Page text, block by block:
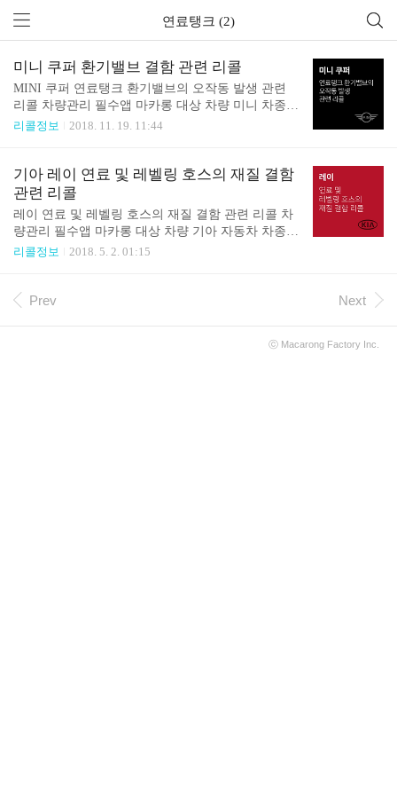
연료탱크 (2)
미니 쿠퍼 환기밸브 결함 관련 리콜
MINI 쿠퍼 연료탱크 환기밸브의 오작동 발생 관련
리콜 차량관리 필수앱 마카롱 대상 차량 미니 차종
제작 일자 MINI Cooper five-door 2013.12.16∼2015.0
브의 오작동이 발생할 수 있는 가능성에 따른 리콜
조치 사항 정상적으로 생산된 연료탱크 환기밸브로
교체 대상확인 080-269-5181 리콜 개시일2018년 11월
12일 ~ 출처자동차 리콜센터 이제 '내 차 관리' 좀 해
볼까? 친구에게 공유하기
리콜정보 2018. 11. 19. 11:44
기아 레이 연료 및 레벨링 호스의 재질 결함
관련 리콜
레이 연료 및 레벨링 호스의 재질 결함 관련 리콜 차
량관리 필수앱 마카롱 대상 차량 기아 자동차 차종
제작 일자 레이 ‘11.11.18.∼’12.06.30. 리콜 내용 연료
로 인해 화재가 발생할 가능성이 확인됨 대상확인 08
리콜정보 2018. 5. 2. 01:15
Prev Next
ⓒ Macarong Factory Inc.